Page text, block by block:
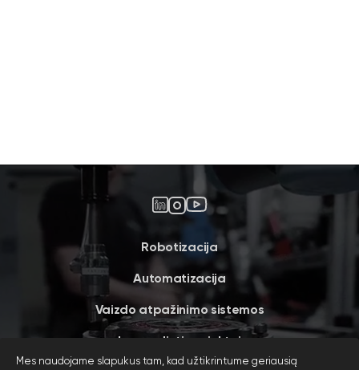
Robotizacija
Automatizacija
Vaizdo atpažinimo sistemos
Įgyvendinti projektai
Mes naudojame slapukus tam, kad užtikrintume geriausią